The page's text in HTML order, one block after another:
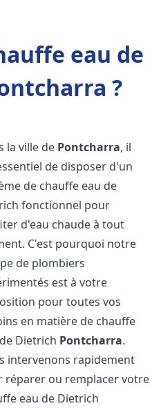
eau de
?
la ville de Pontcharra, il
de disposer d'un
de chauffe eau de
fonctionnel pour
d'eau chaude à tout
C'est pourquoi notre
de plombiers
est à votre
pour toutes vos
en matière de chauffe
Dietrich Pontcharra.
intervenons rapidement
réparer ou remplacer votre
eau de Dietrich